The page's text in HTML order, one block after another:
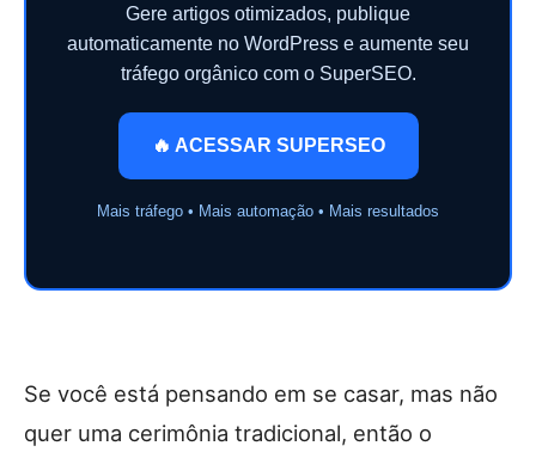
Gere artigos otimizados, publique
automaticamente no WordPress e aumente seu
tráfego orgânico com o SuperSEO.
🔥 ACESSAR SUPERSEO
Mais tráfego • Mais automação • Mais resultados
Se você está pensando em se casar, mas não
quer uma cerimônia tradicional, então o